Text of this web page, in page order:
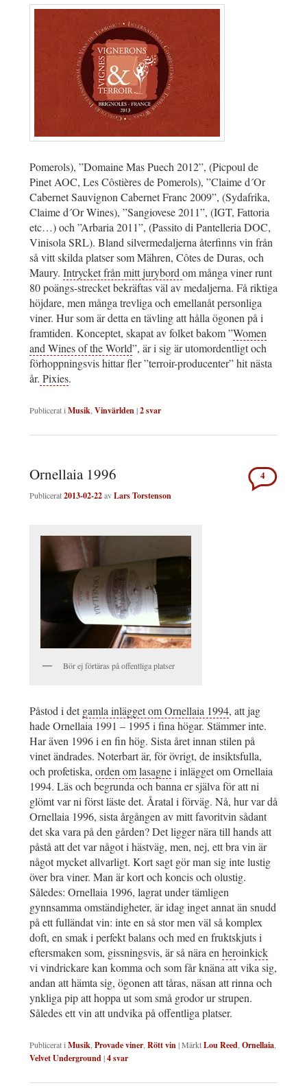
Pomerols), ”Domaine Mas Puech 2012”, (Picpoul de
Pinet AOC, Les Côstières de Pomerols), ”Claime d´Or
Cabernet Sauvignon Cabernet Franc 2009”, (Sydafrika,
Claime d´Or Wines), ”Sangiovese 2011”, (IGT, Fattoria
etc…) och ”Arbaria 2011”, (Passito di Pantelleria DOC,
Vinisola SRL). Bland silvermedaljerna återfinns vin från
så vitt skilda platser som Mähren, Côtes de Duras, och
Maury. Intrycket från mitt jurybord om många viner runt
80 poängs-strecket bekräftas väl av medaljerna. Få riktiga
höjdare, men många trevliga och emellanåt personliga
viner. Hur som är detta en tävling att hålla ögonen på i
framtiden. Konceptet, skapat av folket bakom ”Women
and Wines of the World”, är i sig är utomordentligt och
förhoppningsvis hittar fler ”terroir-producenter” hit nästa
år. Pixies.
Publicerat i Musik Vinvärlden|2svar
Ornellaia 1996
Publicerat2013-02-22avLars Torstenson
4
Bör ej förtäras på offentliga platser
Påstod i detgamla inlägget om Ornellaia 1994, att jag
hade Ornellaia 1991 – 1995 i fina högar. Stämmer inte.
Har även 1996 i en fin hög. Sista året innan stilen på
vinet ändrades. Noterbart är, för övrigt, de insiktsfulla,
och profetiska, orden om lasagnei inlägget om Ornellaia
1994. Läs och begrunda och banna er själva för att ni
glömt var ni först läste det. Åratal i förväg. Nå, hur var då
Ornellaia 1996, sista årgången av mitt favoritvin sådant
det ska vara på den gården? Det ligger nära till hands att
påstå att det var något i hästväg, men, nej, ett bra vin är
något mycket allvarligt. Kort sagt gör man sig inte lustig
över bra viner. Man är kort och koncis och olustig.
Således: Ornellaia 1996, lagrat under tämligen
gynnsamma omständigheter, är idag inget annat än snudd
på ett fulländat vin: inte en så stor men väl så komplex
doft, en smak i perfekt balans och med en fruktskjuts i
eftersmaken som, gissningsvis, är så nära enheroinkick
vi vindrickare kan komma och som får knäna att vika sig,
andan att hämta sig, ögonen att tåras, näsan att rinna och
ynkliga pip att hoppa ut som små grodor ur strupen.
Således ett vin att undvika på offentliga platser.
Publicerat iMusik,Provade viner,Rött vin|MärktLou Reed,Ornellaia,
Velvet Underground|4svar